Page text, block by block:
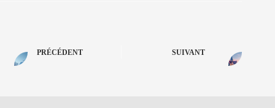
PRÉCÉDENT SUIVANT